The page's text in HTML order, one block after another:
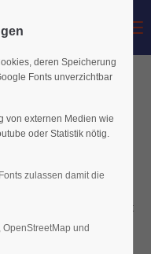
leider nicht.
leider nicht.
leider nicht.
leider nicht.
sie in der Barockzeit
und der
Grundlage zum
deren Speicherung
Fonts unverzichtbar
von externen Medien wie
oder Statistik nötig.
zulassen damit die
und